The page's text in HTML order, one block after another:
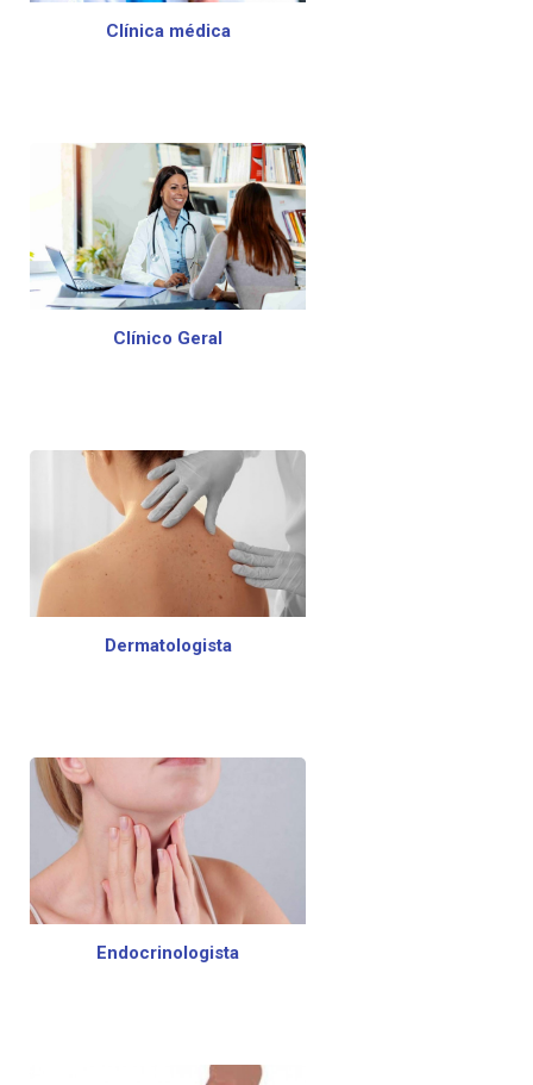
Clínica médica
Clínico Geral
Dermatologista
Endocrinologista